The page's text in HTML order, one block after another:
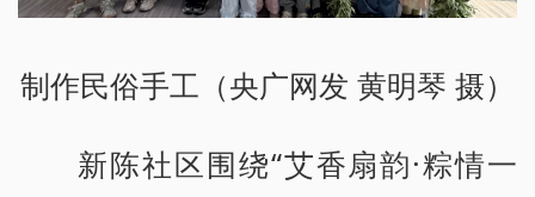
制作民俗手工（央广网发 黄明琴 摄）
新陈社区围绕“艾香扇韵·粽情一